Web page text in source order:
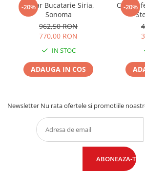
-20%
Coltar Bucatarie Siria,
Sonoma
962,50 RON
770,00 RON
IN STOC
ADAUGA IN COS
-20%
Corp
Newsletter Nu rata ofertele si promotiile